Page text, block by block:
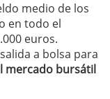
medio de los
en todo el
euros.
a bolsa para
mercado bursátil